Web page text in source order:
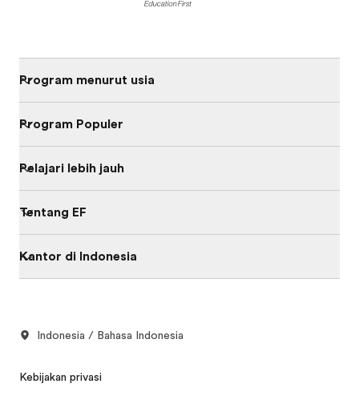
Program menurut usia
Program Populer
Pelajari lebih jauh
Tentang EF
Kantor di Indonesia
Indonesia / Bahasa Indonesia
Kebijakan privasi